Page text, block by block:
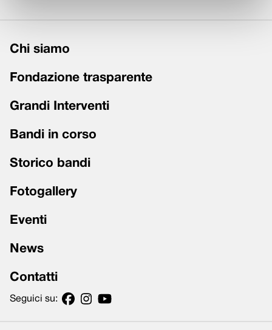
Chi siamo
Fondazione trasparente
Grandi Interventi
Bandi in corso
Storico bandi
Fotogallery
Eventi
News
Contatti
Seguici su: